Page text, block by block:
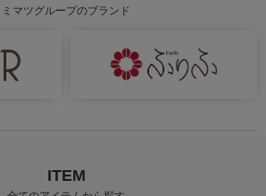
身長：155cm 身長：164cm
ミマツグループのブランド
ITEM